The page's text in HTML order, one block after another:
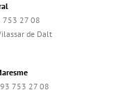
753 27 08
de Dalt
753 27 08